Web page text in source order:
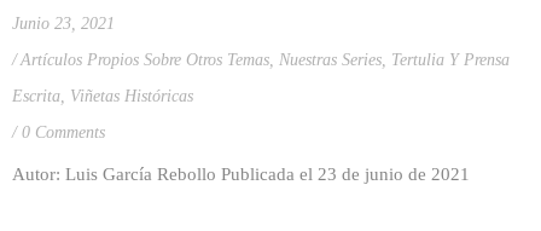
Junio 23, 2021
Artículos Propios Sobre Otros Temas, Nuestras Series, Tertulia Y Prensa
Escrita, Viñetas Históricas
0 Comments
Autor: Luis García Rebollo Publicada el 23 de junio de 2021